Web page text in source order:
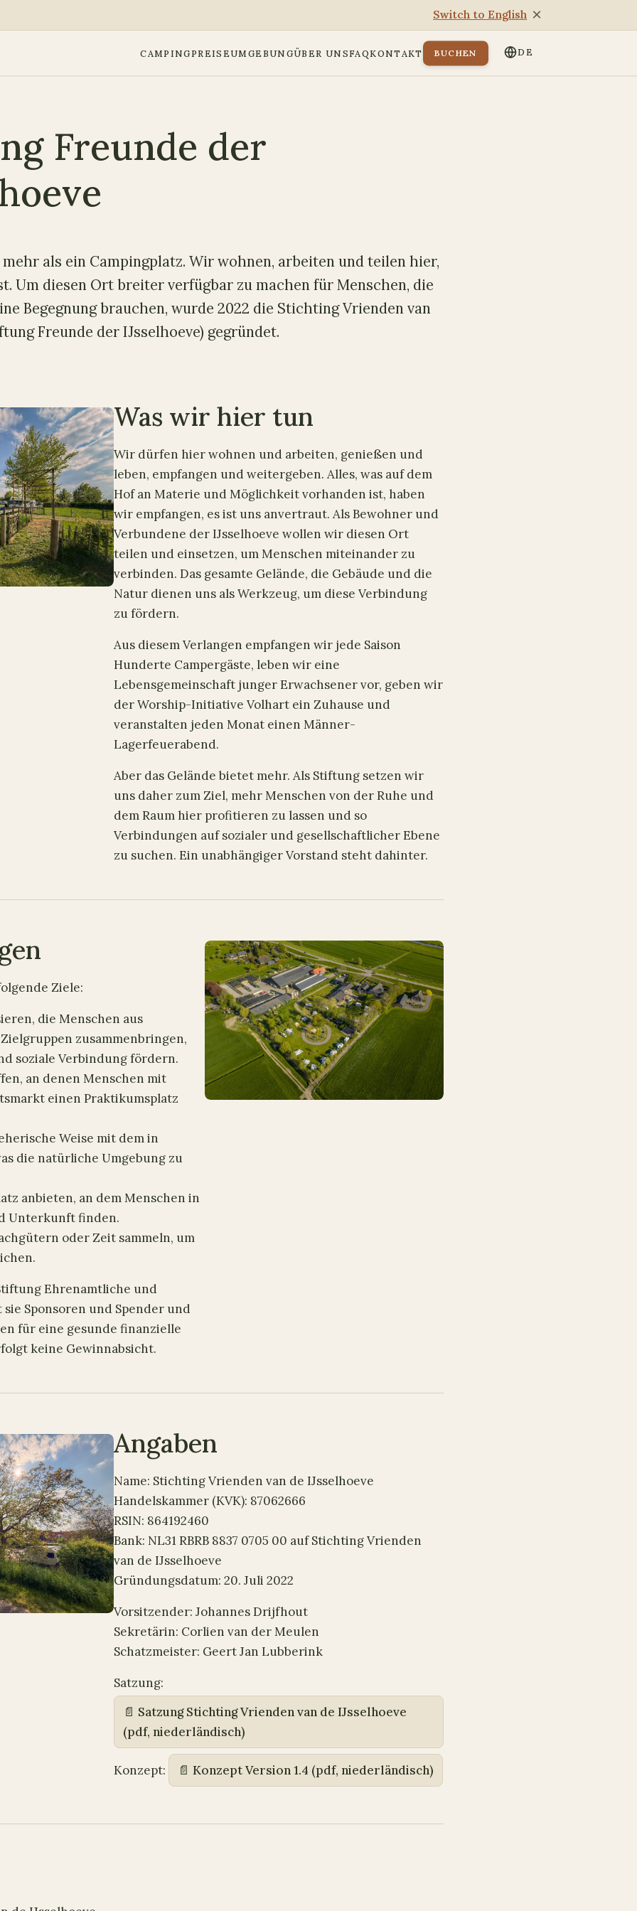
Switch to English ×
CAMPINGPREISEUMGEBUNGÜBER UNSFAQKONTAKT BUCHEN DE
Freunde der
als ein Campingplatz. Wir wohnen, arbeiten und teilen hier,
Um diesen Ort breiter verfügbar zu machen für Menschen, die
Begegnung brauchen, wurde 2022 die Stichting Vrienden van
Freunde der IJsselhoeve) gegründet.
Was wir hier tun
Wir dürfen hier wohnen und arbeiten, genießen und
leben, empfangen und weitergeben. Alles, was auf dem
Hof an Materie und Möglichkeit vorhanden ist, haben
wir empfangen, es ist uns anvertraut. Als Bewohner und
Verbundene der IJsselhoeve wollen wir diesen Ort
teilen und einsetzen, um Menschen miteinander zu
verbinden. Das gesamte Gelände, die Gebäude und die
Natur dienen uns als Werkzeug, um diese Verbindung
zu fördern.
Aus diesem Verlangen empfangen wir jede Saison
Hunderte Campergäste, leben wir eine
Lebensgemeinschaft junger Erwachsener vor, geben wir
der Worship-Initiative Volhart ein Zuhause und
veranstalten jeden Monat einen Männer-
Lagerfeuerabend.
Aber das Gelände bietet mehr. Als Stiftung setzen wir
uns daher zum Ziel, mehr Menschen von der Ruhe und
dem Raum hier profitieren zu lassen und so
Verbindungen auf sozialer und gesellschaftlicher Ebene
zu suchen. Ein unabhängiger Vorstand steht dahinter.
Ziele:
die Menschen aus
zusammenbringen,
soziale Verbindung fördern.
an denen Menschen mit
einen Praktikumsplatz
Weise mit dem in
die natürliche Umgebung zu
anbieten, an dem Menschen in
Unterkunft finden.
oder Zeit sammeln, um
Ehrenamtliche und
Sponsoren und Spender und
für eine gesunde finanzielle
keine Gewinnabsicht.
Angaben
Name: Stichting Vrienden van de IJsselhoeve
Handelskammer (KVK): 87062666
RSIN: 864192460
Bank: NL31 RBRB 8837 0705 00 auf Stichting Vrienden
van de IJsselhoeve
Gründungsdatum: 20. Juli 2022
Vorsitzender: Johannes Drijfhout
Sekretärin: Corlien van der Meulen
Schatzmeister: Geert Jan Lubberink
Satzung:
Satzung Stichting Vrienden van de IJsselhoeve
(pdf, niederländisch)
Konzept: Konzept Version 1.4 (pdf, niederländisch)